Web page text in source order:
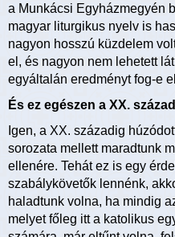
a Munkácsi Egyházmegyén
magyar liturgikus nyelv is
nagyon hosszú küzdelem
el, és nagyon nem lehetett
egyáltalán eredményt fog-e
És ez egészen a XX.
Igen, a XX. századig
sorozata mellett maradtunk
ellenére. Tehát ez is egy
szabálykövetők lennénk,
haladtunk volna, ha mindig
melyet főleg itt a katolikus